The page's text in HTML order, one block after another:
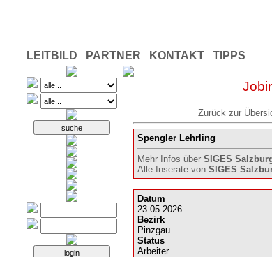
LEITBILD PARTNER KONTAKT TIPPS
Zurück zur
Spengler Lehrling
Mehr Infos über SIGES
Alle Inserate von SIGES
Datum
23.05.2026
Bezirk
Pinzgau
Status
Arbeiter